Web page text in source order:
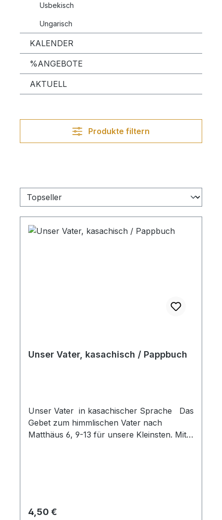
Usbekisch
Ungarisch
KALENDER
%ANGEBOTE
AKTUELL
Produkte filtern
Unser Vater, kasachisch / Pappbuch
Unser Vater in kasachischer Sprache Das
Gebet zum himmlischen Vater nach
Matthäus 6, 9-13 für unsere Kleinsten. Mit
Regulärer Preis:
4,50 €